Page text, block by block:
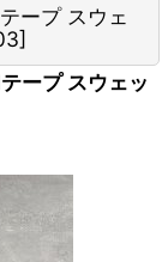
プ スウェ
]
プ スウェッ